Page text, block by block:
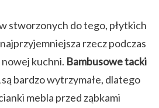
stworzonych do tego, płytkich
rzecz podczas
kuchni. Bambusowe tacki
są bardzo wytrzymałe, dlatego
mebla przed ząbkami